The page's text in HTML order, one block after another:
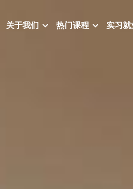
关于我们 热门课程 实习就